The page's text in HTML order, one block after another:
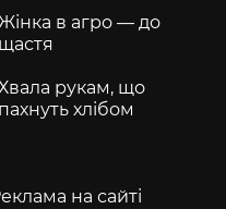
в агро — до
щастя
рукам, що
пахнуть хлібом
на сайті